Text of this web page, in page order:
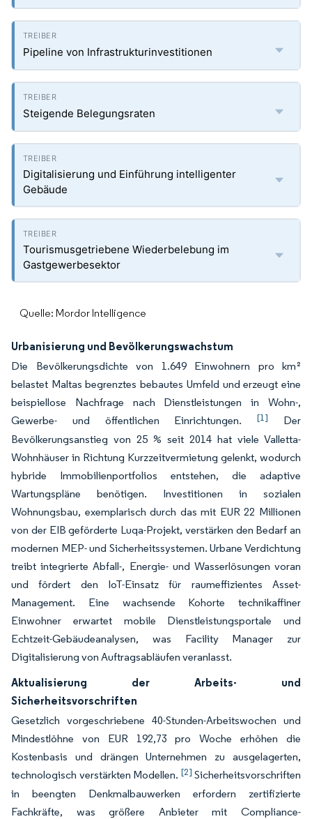
Pipeline von Infrastrukturinvestitionen
Steigende Belegungsraten
Digitalisierung und Einführung intelligenter
Gebäude
Tourismusgetriebene Wiederbelebung im
Gastgewerbesektor
Quelle: Mordor Intelligence
Urbanisierung und Bevölkerungswachstum
Die Bevölkerungsdichte von 1.649 Einwohnern pro km²
belastet Maltas begrenztes bebautes Umfeld und erzeugt eine
beispiellose Nachfrage nach Dienstleistungen in Wohn-,
Gewerbe- und öffentlichen Einrichtungen.[1]
Der
Bevölkerungsanstieg von 25 % seit 2014 hat viele Valletta-
Wohnhäuser in Richtung Kurzzeitvermietung gelenkt, wodurch
hybride Immobilienportfolios entstehen, die adaptive
Wartungspläne benötigen. Investitionen in sozialen
Wohnungsbau, exemplarisch durch das mit EUR 22 Millionen
von der EIB geförderte Luqa-Projekt, verstärken den Bedarf an
modernen MEP- und Sicherheitssystemen. Urbane Verdichtung
treibt integrierte Abfall-, Energie- und Wasserlösungen voran
und fördert den IoT-Einsatz für raumeffizientes Asset-
Management. Eine wachsende Kohorte technikaffiner
Einwohner erwartet mobile Dienstleistungsportale und
Echtzeit-Gebäudeanalysen, was Facility Manager zur
Digitalisierung von Auftragsabläufen veranlasst.
Aktualisierung der Arbeits- und
Sicherheitsvorschriften
Gesetzlich vorgeschriebene 40-Stunden-Arbeitswochen und
Mindestlöhne von EUR 192,73 pro Woche erhöhen die
Kostenbasis und drängen Unternehmen zu ausgelagerten,
technologisch verstärkten Modellen. [2] Sicherheitsvorschriften
in beengten Denkmalbauwerken erfordern zertifizierte
Fachkräfte, was größere Anbieter mit Compliance-